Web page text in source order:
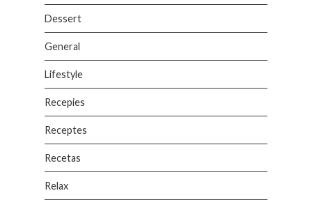
Dessert
General
Lifestyle
Recepies
Receptes
Recetas
Relax